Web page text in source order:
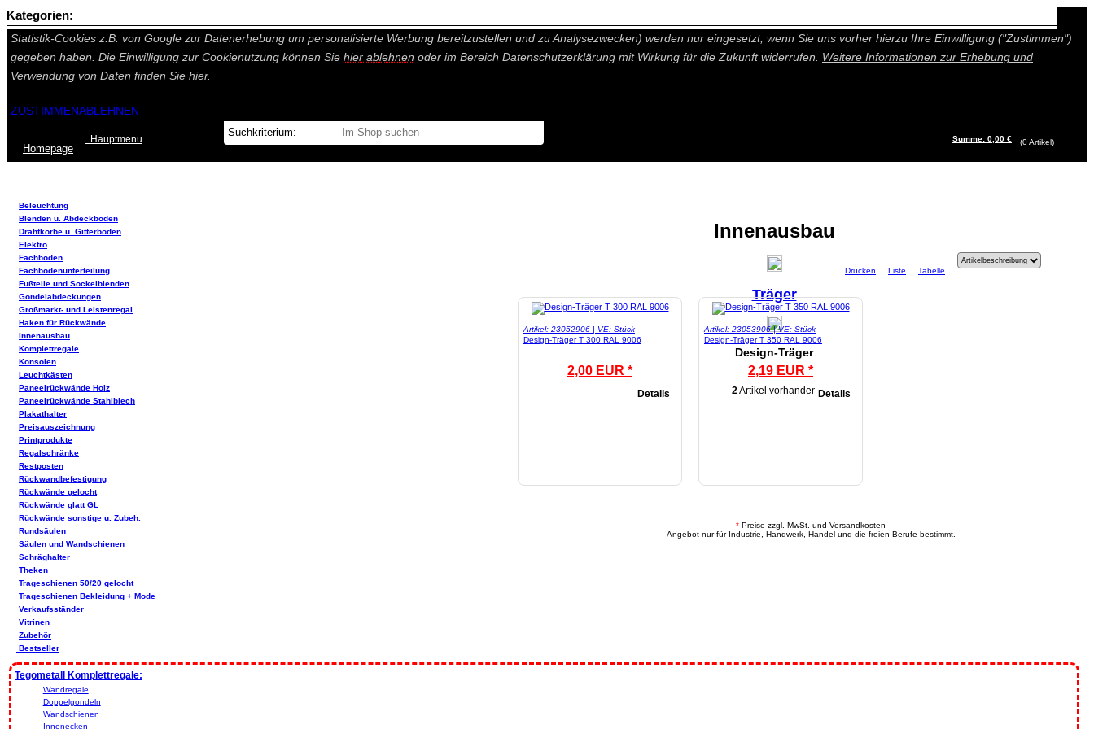
Auf dieser Seite werden technisch notwendige Cookies gesetzt. Technisch nicht notwendige Cookies und Statistik Funktionen, die Ihnen ein besseres und individuelleres Angebot bieten (Marketing- und
Statistik-Cookies z.B. von Google zur Datenerhebung um personalisierte Werbung bereitzustellen und zu Analysezwecken) werden nur eingesetzt, wenn Sie uns vorher hierzu Ihre Einwilligung ("Zustimmen")
gegeben haben. Die Einwilligung zur Cookienutzung können Sie hier ablehnen oder im Bereich Datenschutzerklärung mit Wirkung für die Zukunft widerrufen. Weitere Informationen zur Erhebung und
Verwendung von Daten finden Sie hier.
ZUSTIMMENABLEHNEN
Homepage
Hauptmenu Summe: 0,00 € (0Artikel)
Innenausbau
Träger
Design-Träger
2Artikel vorhanden
Drucken Liste Tabelle
Artikel: 23052906 | VE: Stück
Design-Träger T 300 RAL 9006
2,00 EUR *
Details
Artikel: 23053906 | VE: Stück
Design-Träger T 350 RAL 9006
2,19 EUR *
Details
* Preise zzgl. MwSt. und Versandkosten
Angebot nur für Industrie, Handwerk, Handel und die freien Berufe bestimmt.
Kategorien:
Beleuchtung
Blenden u. Abdeckböden
Drahtkörbe u. Gitterböden
Elektro
Fachböden
Fachbodenunterteilung
Fußteile und Sockelblenden
Gondelabdeckungen
Großmarkt- und Leistenregal
Haken für Rückwände
Innenausbau
Komplettregale
Konsolen
Leuchtkästen
Paneelrückwände Holz
Paneelrückwände Stahlblech
Plakathalter
Preisauszeichnung
Printprodukte
Regalschränke
Restposten
Rückwandbefestigung
Rückwände gelocht
Rückwände glatt GL
Rückwände sonstige u. Zubeh.
Rundsäulen
Säulen und Wandschienen
Schräghalter
Theken
Trageschienen 50/20 gelocht
Trageschienen Bekleidung + Mode
Verkaufsständer
Vitrinen
Zubehör
Bestseller
Tegometall Komplettregale:
Wandregale
Doppelgondeln
Wandschienen
Innenecken